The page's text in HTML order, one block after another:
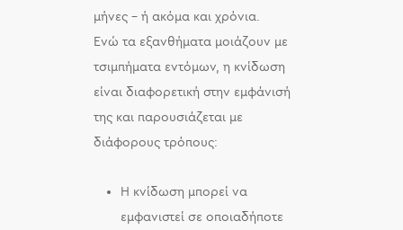
μήνες – ή ακόμα και χρόνια.
Ενώ τα εξανθήματα μοιάζουν με
τσιμπήματα εντόμων, η κνίδωση
είναι διαφορετική στην εμφάνισή
της και παρουσιάζεται με
διάφορους τρόπους:
Η κνίδωση μπορεί να
εμφανιστεί σε οποιαδήποτε